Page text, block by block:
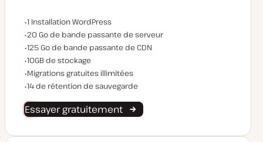
Installations WordPress
1 Installation WordPress
Bande passante du serveur
20 Go de bande passante de serveur
Bande passante du CDN
125 Go de bande passante de CDN
Espace de stockage
10GB de stockage
Migrations illimitées
Migrations gratuites illimitées
Rétention de sauvegarde
14 de rétention de sauvegarde
Essayer gratuitement